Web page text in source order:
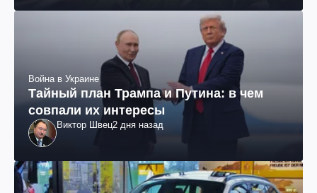
Война в Украине
Тайный план Трампа и Путина: в чем
совпали их интересы
Виктор Швец2 дня назад